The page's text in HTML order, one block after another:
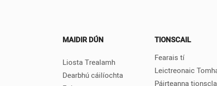
MAIDIR DÚN
Liosta Trealamh
Dearbhú cáilíochta
TIONSCAIL
Fearais tí
Leictreonaic
Páirteanna